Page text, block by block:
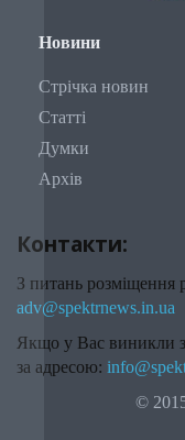
Новини
Стрічка новин
Статті
Думки
Архів
Контакти:
З питань розміщення
adv@spektrnews.in.ua
Якщо у Вас виникли
за адресою:
©